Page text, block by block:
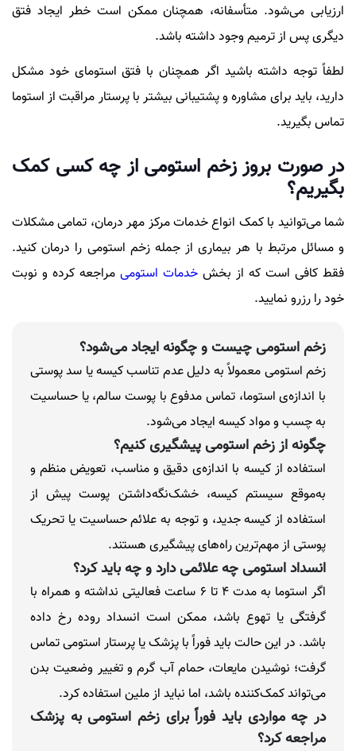
ارزیابی می‌شود. متأسفانه، همچنان ممکن است خطر ایجاد فتق
دیگری پس از ترمیم وجود داشته باشد.
لطفاً توجه داشته باشید اگر همچنان با فتق استومای خود مشکل
دارید، باید برای مشاوره و پشتیبانی بیشتر با پرستار مراقبت از استوما
تماس بگیرید.
در صورت بروز زخم استومی از چه کسی کمک
بگیریم؟
شما می‌توانید با کمک انواع خدمات مرکز مهر درمان، تمامی مشکلات
و مسائل مرتبط با هر بیماری از جمله زخم استومی را درمان کنید.
فقط کافی است که از بخش خدمات استومی مراجعه کرده و نوبت
خود را رزرو نمایید.
زخم استومی چیست و چگونه ایجاد می‌شود؟
زخم استومی معمولاً به دلیل عدم تناسب کیسه یا سد پوستی
با اندازه‌ی استوما، تماس مدفوع با پوست سالم، یا حساسیت
به چسب و مواد کیسه ایجاد می‌شود.
چگونه از زخم استومی پیشگیری کنیم؟
استفاده از کیسه با اندازه‌ی دقیق و مناسب، تعویض منظم و
به‌موقع سیستم کیسه، خشک‌نگه‌داشتن پوست پیش از
استفاده از کیسه جدید، و توجه به علائم حساسیت یا تحریک
پوستی از مهم‌ترین راه‌های پیشگیری هستند.
انسداد استومی چه علائمی دارد و چه باید کرد؟
اگر استوما به مدت ۴ تا ۶ ساعت فعالیتی نداشته و همراه با
گرفتگی یا تهوع باشد، ممکن است انسداد روده رخ داده
باشد. در این حالت باید فوراً با پزشک یا پرستار استومی تماس
گرفت؛ نوشیدن مایعات، حمام آب گرم و تغییر وضعیت بدن
می‌تواند کمک‌کننده باشد، اما نباید از ملین استفاده کرد.
در چه مواردی باید فوراً برای زخم استومی به پزشک
مراجعه کرد؟